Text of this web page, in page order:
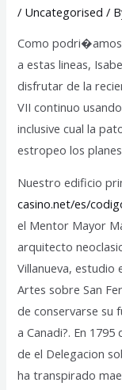
/ Uncategorised /
Como
a estas lineas,
disfrutar de la
VII continuo
inclusive cual la
estropeo los
Nuestro edificio
casino.net/es/
el Mentor Mayor
arquitecto
Villanueva, estudio
Artes sobre San
de conservarse su
a Canadi?. En
de el Delegacion
ha transpirado